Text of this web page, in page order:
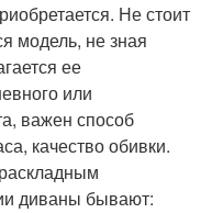
Не стоит
модель, не зная
ее
или
важен способ
качество обивки.
диваны бывают: